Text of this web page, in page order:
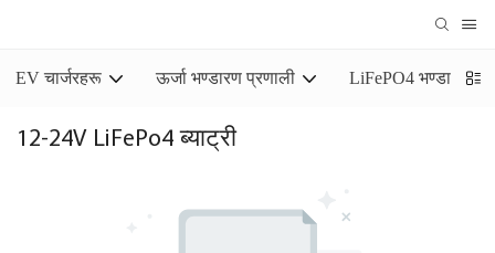
EV चार्जरहरू ऊर्जा भण्डारण प्रणाली LiFePO4 भण्डारण
12-24V LiFePo4 ब्याट्री